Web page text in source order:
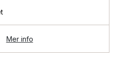
Mer info